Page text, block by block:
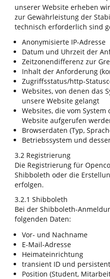
unserer Website erheben
zur Gewährleistung der
technisch erforderlich sind
Anonymisierte IP-Adresse
Datum und Uhrzeit der
Zeitzonendifferenz zur
Inhalt der Anforderung
Zugriffsstatus/http-
Websites, von denen das
unsere Website gelangt
Websites, die vom
Website aufgerufen
Browserdaten (Typ,
Betriebssystem und
3.2 Registrierung
Die Registrierung für
Shibboleth oder die
erfolgen.
3.2.1 Shibboleth
Bei der Shibboleth-
folgenden Daten:
Vor- und Nachname
E-Mail-Adresse
Heimateinrichtung
transient ID und
Position (Student,